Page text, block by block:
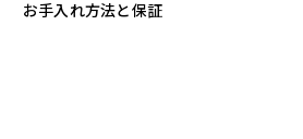
お手入れ方法と保証